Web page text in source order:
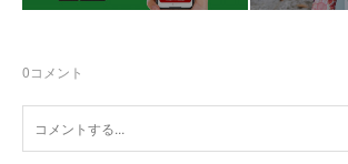
0コメント